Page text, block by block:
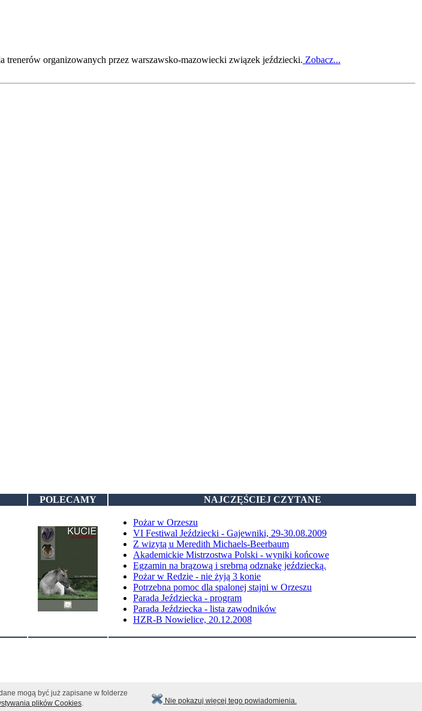
trenerów organizowanych przez warszawsko-mazowiecki związek jeździecki. Zobacz...
POLECAMY NAJCZĘŚCIEJ CZYTANE
Pożar w Orzeszu
VI Festiwal Jeździecki - Gajewniki, 29-30.08.2009
Z wizytą u Meredith Michaels-Beerbaum
Akademickie Mistrzostwa Polski - wyniki końcowe
Egzamin na brązową i srebrną odznakę jeździecką.
Pożar w Redzie - nie żyją 3 konie
Potrzebna pomoc dla spalonej stajni w Orzeszu
Parada Jeździecka - program
Parada Jeździecka - lista zawodników
HZR-B Nowielice, 20.12.2008
mogą być już zapisane w folderze
plików Cookies. Nie pokazuj więcej tego powiadomienia.